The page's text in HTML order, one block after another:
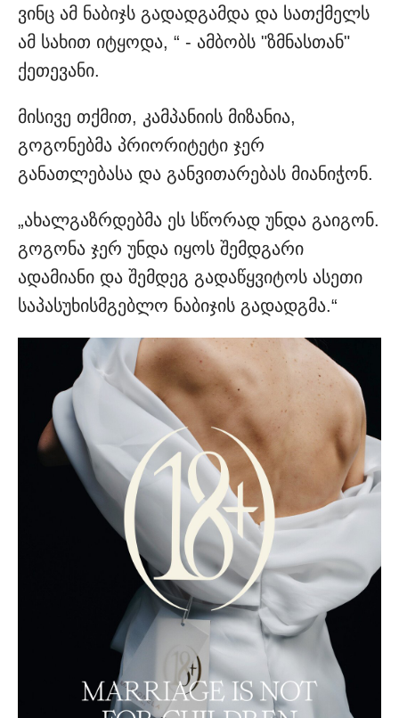
ვინც ამ ნაბიჯს გადადგამდა და სათქმელს
ამ სახით იტყოდა, “ - ამბობს "ზმნასთან"
ქეთევანი.
მისივე თქმით, კამპანიის მიზანია,
გოგონებმა პრიორიტეტი ჯერ
განათლებასა და განვითარებას მიანიჭონ.
„ახალგაზრდებმა ეს სწორად უნდა გაიგონ.
გოგონა ჯერ უნდა იყოს შემდგარი
ადამიანი და შემდეგ გადაწყვიტოს ასეთი
საპასუხისმგებლო ნაბიჯის გადადგმა.“